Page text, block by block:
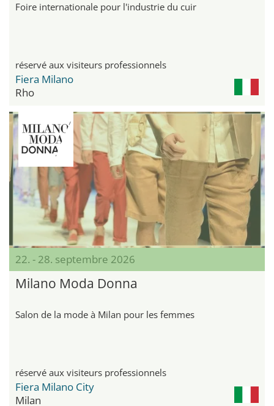
Foire internationale pour l'industrie du cuir
réservé aux visiteurs professionnels
Fiera Milano
Rho
22. - 28. septembre 2026
Milano Moda Donna
Salon de la mode à Milan pour les femmes
réservé aux visiteurs professionnels
Fiera Milano City
Milan